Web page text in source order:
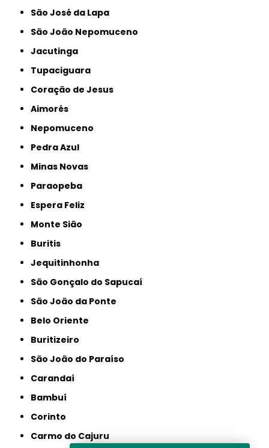
São José da Lapa
São João Nepomuceno
Jacutinga
Tupaciguara
Coração de Jesus
Aimorés
Nepomuceno
Pedra Azul
Minas Novas
Paraopeba
Espera Feliz
Monte Sião
Buritis
Jequitinhonha
São Gonçalo do Sapucaí
São João da Ponte
Belo Oriente
Buritizeiro
São João do Paraíso
Carandaí
Bambuí
Corinto
Carmo do Cajuru